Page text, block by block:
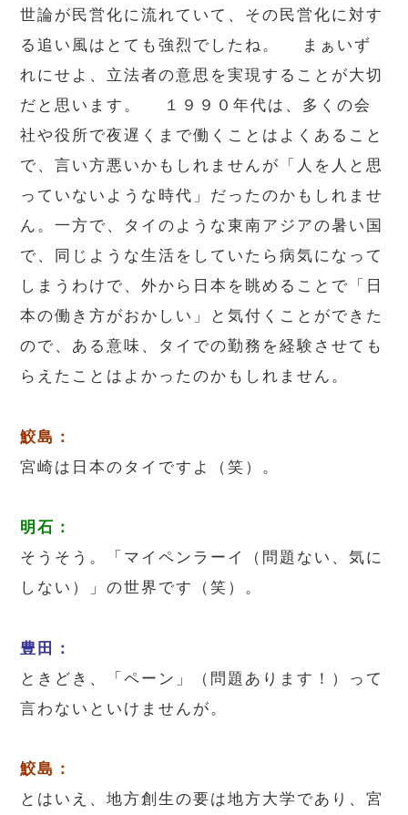
世論が民営化に流れていて、その民営化に対す
る追い風はとても強烈でしたね。 まぁいず
れにせよ、立法者の意思を実現することが大切
だと思います。 １９９０年代は、多くの会
社や役所で夜遅くまで働くことはよくあること
で、言い方悪いかもしれませんが「人を人と思
っていないような時代」だったのかもしれませ
ん。一方で、タイのような東南アジアの暑い国
で、同じような生活をしていたら病気になって
しまうわけで、外から日本を眺めることで「日
本の働き方がおかしい」と気付くことができた
ので、ある意味、タイでの勤務を経験させても
らえたことはよかったのかもしれません。
鮫島：
宮崎は日本のタイですよ（笑）。
明石：
そうそう。「マイペンラーイ（問題ない、気に
しない）」の世界です（笑）。
豊田：
ときどき、「ペーン」（問題あります！）って
言わないといけませんが。
鮫島：
とはいえ、地方創生の要は地方大学であり、宮